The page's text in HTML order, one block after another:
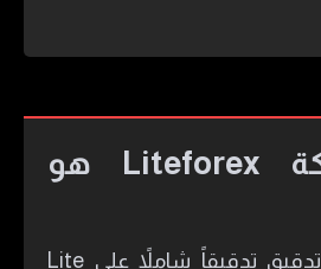
تقييم شركة Liteforex هو
أجرى خبراء موقع تدقيق تدقيقاً شاملاً على Lite